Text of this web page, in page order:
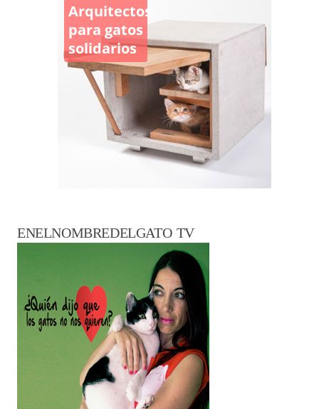
Arquitectos
para gatos
solidarios
ENELNOMBREDELGATO TV